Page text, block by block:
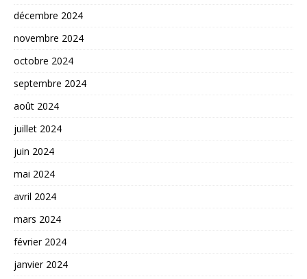
décembre 2024
novembre 2024
octobre 2024
septembre 2024
août 2024
juillet 2024
juin 2024
mai 2024
avril 2024
mars 2024
février 2024
janvier 2024